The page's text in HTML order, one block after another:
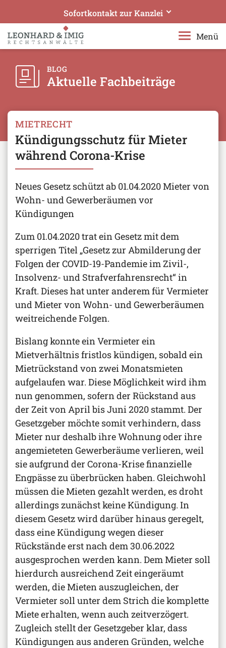
Sofortkontakt zur Kanzlei
Leonhard & Imig Rechtsanwälte
Ihre Experten in Bergisch Gladbach
Rufen Sie uns an!
+49 2204 97610
Telefonisches Beratungsangebot erweitert:
Datensichere Videotelefonie geschaltet
Menü
BLOG
Aktuelle Fachbeiträge
MIETRECHT
Kündigungsschutz für Mieter
während Corona-Krise
Neues Gesetz schützt ab 01.04.2020 Mieter von
Wohn- und Gewerberäumen vor
Kündigungen
Zum 01.04.2020 trat ein Gesetz mit dem
sperrigen Titel „Gesetz zur Abmilderung der
Folgen der COVID-19-Pandemie im Zivil-,
Insolvenz- und Strafverfahrensrecht“ in
Kraft. Dieses hat unter anderem für Vermieter
und Mieter von Wohn- und Gewerberäumen
weitreichende Folgen.
Bislang konnte ein Vermieter ein
Mietverhältnis fristlos kündigen, sobald ein
Mietrückstand von zwei Monatsmieten
aufgelaufen war. Diese Möglichkeit wird ihm
nun genommen, sofern der Rückstand aus
der Zeit von April bis Juni 2020 stammt. Der
Gesetzgeber möchte somit verhindern, dass
Mieter nur deshalb ihre Wohnung oder ihre
angemieteten Gewerberäume verlieren, weil
sie aufgrund der Corona-Krise finanzielle
Engpässe zu überbrücken haben. Gleichwohl
müssen die Mieten gezahlt werden, es droht
allerdings zunächst keine Kündigung. In
diesem Gesetz wird darüber hinaus geregelt,
dass eine Kündigung wegen dieser
Rückstände erst nach dem 30.06.2022
ausgesprochen werden kann. Dem Mieter soll
hierdurch ausreichend Zeit eingeräumt
werden, die Mieten auszugleichen, der
Vermieter soll unter dem Strich die komplette
Miete erhalten, wenn auch zeitverzögert.
Zugleich stellt der Gesetzgeber klar, dass
Kündigungen aus anderen Gründen, welche